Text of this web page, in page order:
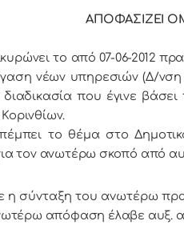
το από 07-06-2012
νέων υπηρεσιών (Δ/νση
που έγινε βάσει
το θέμα στο
τον ανωτέρω σκοπό από
η σύvταξη τoυ αvωτέρω
απόφαση έλαβε αυξ.